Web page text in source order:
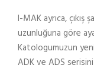
I-MAK ayrıca,
uzunluğuna göre
Katologumuzun
ADK ve ADS